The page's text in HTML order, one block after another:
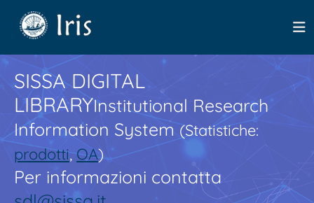
SISSA DIGITAL
LIBRARYInstitutional Research
Information System(Statistiche:
prodotti,OA)
Per informazioni contatta